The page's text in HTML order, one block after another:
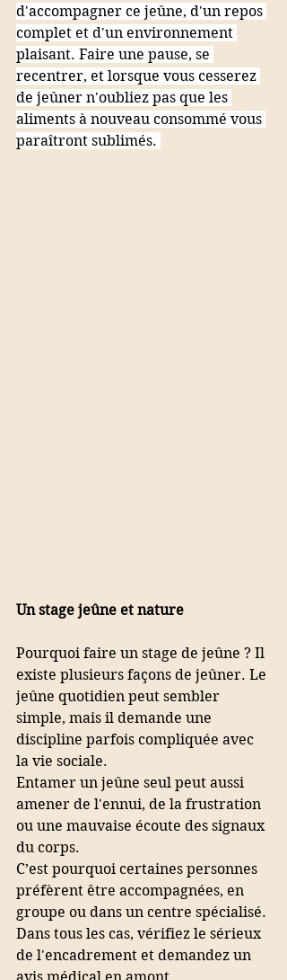
d'accompagner ce jeûne, d'un repos
complet et d'un environnement
plaisant. Faire une pause, se
recentrer, et lorsque vous cesserez
de jeûner n'oubliez pas que les
aliments à nouveau consommé vous
paraîtront sublimés.
Un stage jeûne et nature
Pourquoi faire un stage de jeûne ? Il
existe plusieurs façons de jeûner. Le
jeûne quotidien peut sembler
simple, mais il demande une
discipline parfois compliquée avec
la vie sociale.
Entamer un jeûne seul peut aussi
amener de l'ennui, de la frustration
ou une mauvaise écoute des signaux
du corps.
C’est pourquoi certaines personnes
préfèrent être accompagnées, en
groupe ou dans un centre spécialisé.
Dans tous les cas, vérifiez le sérieux
de l'encadrement et demandez un